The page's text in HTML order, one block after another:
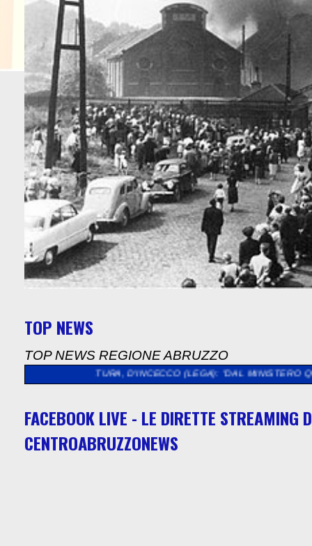
TOP NEWS
TOP NEWS REGIONE ABRUZZO
CULTURA, D'INCECCO (LEGA): "DAL MINISTERO QUASI 5
FACEBOOK LIVE - LE DIRETTE STREAMING
CENTROABRUZZONEWS